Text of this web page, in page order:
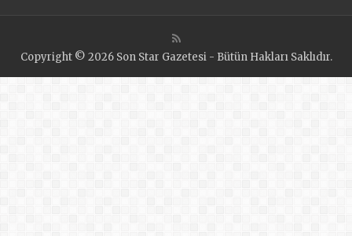
Copyright © 2026 Son Star Gazetesi - Bütün Hakları Saklıdır.